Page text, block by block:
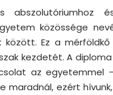
abszolutóriumhoz
közössége
Ez a
kezdetét. A
az egyetemmel
maradnál, ezért